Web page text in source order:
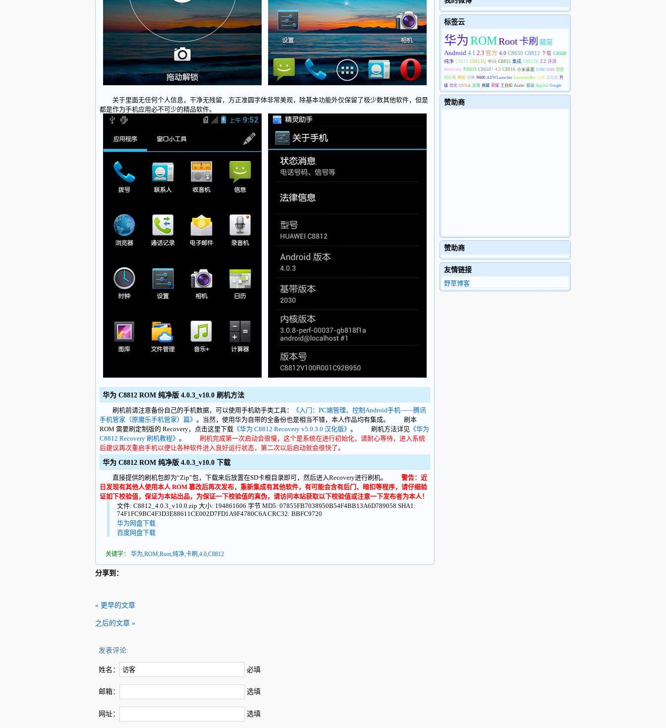
关于里面无任何个人信息，干净无残留，方正准圆字体非常美观，除基本功能外仅保留了极少数其他软件，但是
都是作为手机应用必不可少的精品软件。
华为 C8812 ROM 纯净版 4.0.3_v10.0 刷机方法
刷机前请注意备份自己的手机数据，可以使用手机助手类工具：
《入门：PC端管理、控制Android手机——腾讯
手机管家（原魔乐手机管家）篇》 。当然，使用华为自带的全备份也是相当不错，本人作品均有集成。 刷本
ROM 需要刷定制版的 Recovery，点击这里下载 《华为 C8812 Recovery v5.0.3.0 汉化版》 。 刷机方法详见 《华为
C8812 Recovery 刷机教程》 。 刷机完成第一次启动会很慢，这个是系统在进行初始化，请耐心等待，进入系统
后建议再次重启手机以便让各种软件进入良好运行状态，第二次以后启动就会很快了。
华为 C8812 ROM 纯净版 4.0.3_v10.0 下载
直接提供的刷机包即为“Zip”包，下载来后放置在SD卡根目录即可，然后进入Recovery进行刷机。 警告：近
日发现有其他人使用本人 ROM 篡改后再次发布，重新集成有其他软件，有可能会含有后门、暗扣等程序，请仔细验
证如下校验值，保证为本站出品，为保证一下校验值的真伪，请访问本站获取以下校验值或注意一下发布者为本人！
文件: C8812_4.0.3_v10.0.zip 大小: 194861606 字节 MD5: 07855FB7038950B54F4BB13A6D789058 SHA1:
74F1FC9BC4F3D3E88611CE002D7FD1A9F4780C6A CRC32: BBFC9720
华为网盘下载
百度网盘下载
关键字： 华为 ROM Root 纯净 卡刷 4.0 C8812
分享到：
« 更早的文章
之后的文章 »
发表评论:
姓名： 必填
邮箱： 选填
网址： 选填
标签云
华为ROMRoot卡刷 精简
Android 4.1 2.3 官方 4.0 C8650 C8812 下载 C8500
纯净 C8813 C8813Q 中兴 C8815 集成 C8812E 2.2 评测
Recovery N880S C8650+ 4.3 C8816 小米桌面 GSM GMS 愤怒
的小鸟 教程 小米 N600 ADWLauncher LauncherPro 三网 汉化版 升
级 优化 QVGA 实用 典藏 荣耀 王自如 Zealer 驱动 App2sd Google
赞助商
赞助商
友情链接
野草博客